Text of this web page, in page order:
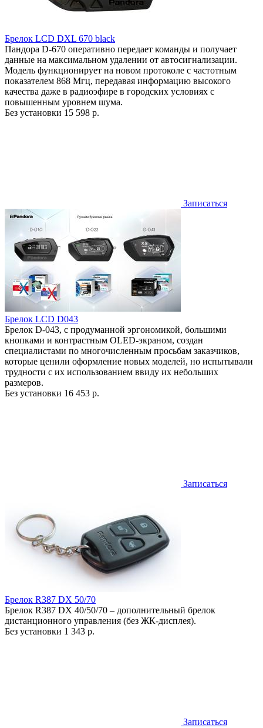
Брелок LCD DXL 670 black
Пандора D-670 оперативно передает команды и получает
данные на максимальном удалении от автосигнализации.
Модель функционирует на новом протоколе с частотным
показателем 868 Мгц, передавая информацию высокого
качества даже в радиоэфире в городских условиях с
повышенным уровнем шума.
Без установки 15 598 р.
Записаться
Брелок LCD D043
Брелок D-043, с продуманной эргономикой, большими
кнопками и контрастным OLED-экраном, создан
специалистами по многочисленным просьбам заказчиков,
которые ценили оформление новых моделей, но испытывали
трудности с их использованием ввиду их небольших
размеров.
Без установки 16 453 р.
Записаться
Брелок R387 DX 50/70
Брелок R387 DX 40/50/70 – дополнительный брелок
дистанционного управления (без ЖК-дисплея).
Без установки 1 343 р.
Записаться